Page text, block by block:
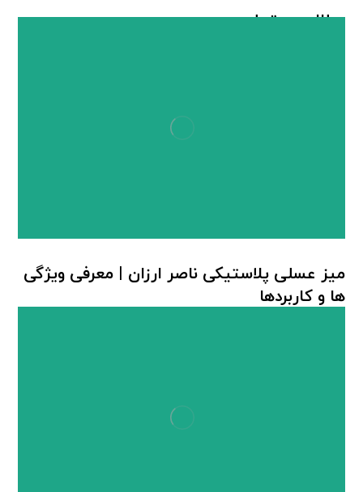
مطالب مرتبط ...
میز عسلی پلاستیکی ناصر ارزان | معرفی ویژگی
ها و کاربردها